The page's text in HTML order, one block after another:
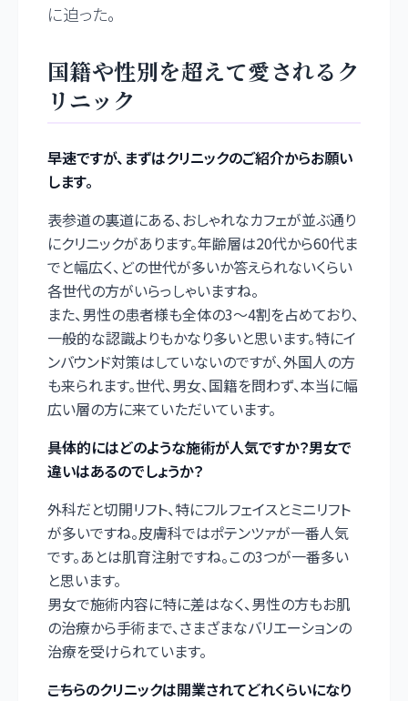
に迫った。
国籍や性別を超えて愛されるク
リニック
――早速ですが、まずはクリニックのご紹介からお願い
します。
表参道の裏道にある、おしゃれなカフェが並ぶ通り
にクリニックがあります。年齢層は20代から60代ま
でと幅広く、どの世代が多いか答えられないくらい
各世代の方がいらっしゃいますね。
また、男性の患者様も全体の3〜4割を占めており、
一般的な認識よりもかなり多いと思います。特にイ
ンバウンド対策はしていないのですが、外国人の方
も来られます。世代、男女、国籍を問わず、本当に幅
広い層の方に来ていただいています。
――具体的にはどのような施術が人気ですか？男女で
違いはあるのでしょうか？
外科だと切開リフト、特にフルフェイスとミニリフト
が多いですね。皮膚科ではポテンツァが一番人気
です。あとは肌育注射ですね。この3つが一番多い
と思います。
男女で施術内容に特に差はなく、男性の方もお肌
の治療から手術まで、さまざまなバリエーションの
治療を受けられています。
――こちらのクリニックは開業されてどれくらいになり